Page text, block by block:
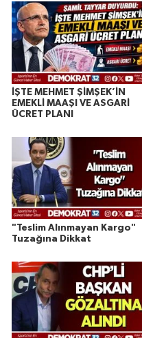
İŞTE MEHMET ŞİMŞEK’İN
EMEKLİ MAAŞI VE ASGARİ
ÜCRET PLANI
"Teslim Alınmayan Kargo"
Tuzağına Dikkat